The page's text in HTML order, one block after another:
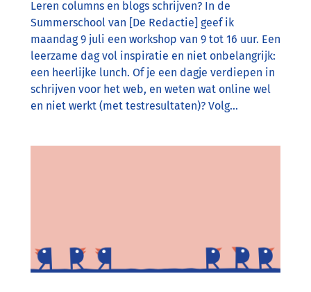
Leren columns en blogs schrijven? In de
Summerschool van [De Redactie] geef ik
maandag 9 juli een workshop van 9 tot 16 uur. Een
leerzame dag vol inspiratie en niet onbelangrijk:
een heerlijke lunch. Of je een dagje verdiepen in
schrijven voor het web, en weten wat online wel
en niet werkt (met testresultaten)? Volg…